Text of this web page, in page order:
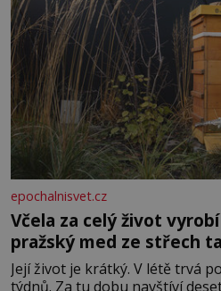
epochalnisvet.cz
Včela za celý život
pražský med ze střech
Její život je krátký. V létě trvá
týdnů. Za tu dobu navštíví